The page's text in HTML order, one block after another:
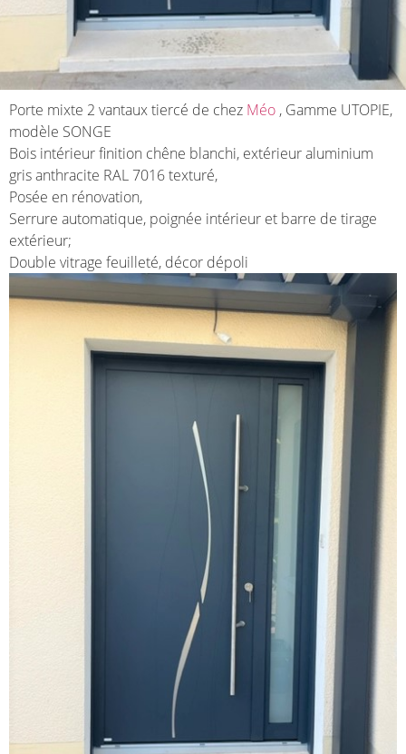
Porte mixte 2 vantaux tiercé de chez Méo , Gamme UTOPIE,
modèle SONGE
Bois intérieur finition chêne blanchi, extérieur aluminium
gris anthracite RAL 7016 texturé,
Posée en rénovation,
Serrure automatique, poignée intérieur et barre de tirage
extérieur;
Double vitrage feuilleté, décor dépoli